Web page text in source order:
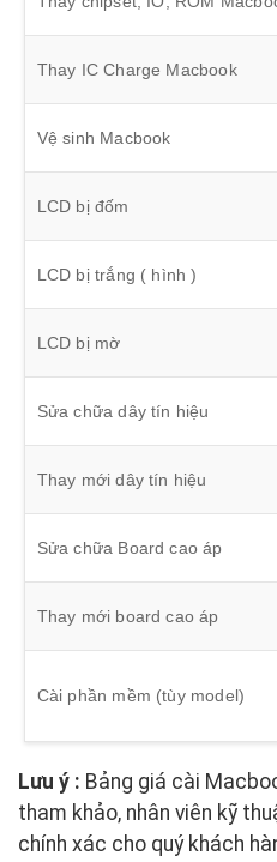
Thay IC Charge Macbook
Vệ sinh Macbook
LCD bị đốm
LCD bị trắng ( hình )
LCD bị mờ
Sửa chữa dây tín hiệu
Thay mới dây tín hiệu
Sửa chữa Board cao áp
Thay mới board cao áp
Cài phần mềm (tùy model)
Lưu ý : Bảng giá cài
tham khảo, nhân viên kỹ
chính xác cho quý khách